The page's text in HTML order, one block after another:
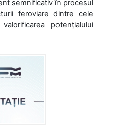
semnificativ în procesul
feroviare dintre cele
potențialului